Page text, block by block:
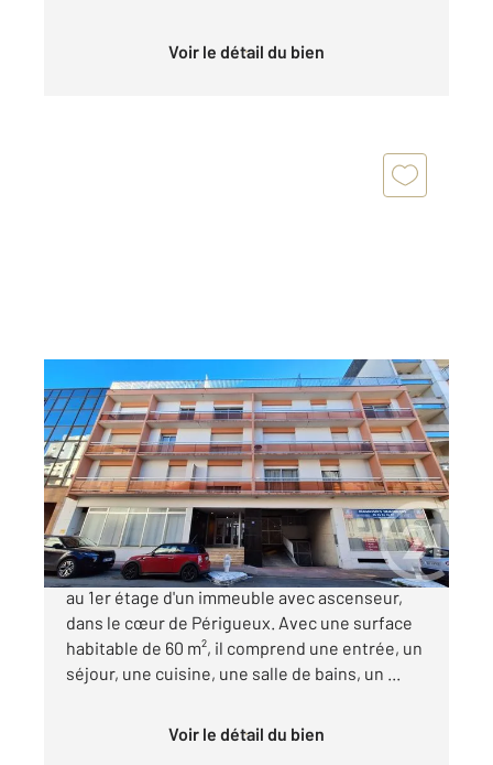
Voir le détail du bien
PERIGUEUX 24
60 m2, 3 pièces
Ref : 20810
Appartement F2 à vendre
119 500 €
Découvrez cet appartement de 3 pièces situé
au 1er étage d'un immeuble avec ascenseur,
dans le cœur de Périgueux. Avec une surface
habitable de 60 m², il comprend une entrée, un
séjour, une cuisine, une salle de bains, un ...
Voir le détail du bien